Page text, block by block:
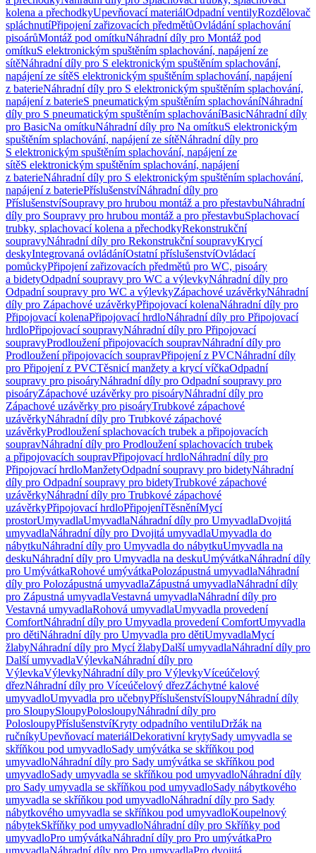
kolena a přechodkyUpevňovací materiálOdpadní ventilyRozdělovač
spláchnutíPřipojení zařizovacích předmětůOvládání splachování
pisoárůMontáž pod omítkuNáhradní díly pro Montáž pod
omítkuS elektronickým spuštěním splachování, napájení ze
sítěNáhradní díly pro S elektronickým spuštěním splachování,
napájení ze sítěS elektronickým spuštěním splachování, napájení
z baterieNáhradní díly pro S elektronickým spuštěním splachování,
napájení z baterieS pneumatickým spuštěním splachováníNáhradní
díly pro S pneumatickým spuštěním splachováníBasicNáhradní díly
pro BasicNa omítkuNáhradní díly pro Na omítkuS elektronickým
spuštěním splachování, napájení ze sítěNáhradní díly pro
S elektronickým spuštěním splachování, napájení ze
sítěS elektronickým spuštěním splachování, napájení
z baterieNáhradní díly pro S elektronickým spuštěním splachování,
napájení z bateriePříslušenstvíNáhradní díly pro
PříslušenstvíSoupravy pro hrubou montáž a pro přestavbuNáhradní
díly pro Soupravy pro hrubou montáž a pro přestavbuSplachovací
trubky, splachovací kolena a přechodkyRekonstrukční
soupravyNáhradní díly pro Rekonstrukční soupravyKrycí
deskyIntegrovaná ovládáníOstatní příslušenstvíOvládací
pomůckyPřipojení zařizovacích předmětů pro WC, pisoáry
a bidetyOdpadní soupravy pro WC a výlevkyNáhradní díly pro
Odpadní soupravy pro WC a výlevkyZápachové uzávěrkyNáhradní
díly pro Zápachové uzávěrkyPřipojovací kolenaNáhradní díly pro
Připojovací kolenaPřipojovací hrdloNáhradní díly pro Připojovací
hrdloPřipojovací soupravyNáhradní díly pro Připojovací
soupravyProdloužení připojovacích soupravNáhradní díly pro
Prodloužení připojovacích soupravPřipojení z PVCNáhradní díly
pro Připojení z PVCTěsnicí manžety a krycí víčkaOdpadní
soupravy pro pisoáryNáhradní díly pro Odpadní soupravy pro
pisoáryZápachové uzávěrky pro pisoáryNáhradní díly pro
Zápachové uzávěrky pro pisoáryTrubkové zápachové
uzávěrkyNáhradní díly pro Trubkové zápachové
uzávěrkyProdloužení splachovacích trubek a připojovacích
soupravNáhradní díly pro Prodloužení splachovacích trubek
a připojovacích soupravPřipojovací hrdloNáhradní díly pro
Připojovací hrdloManžetyOdpadní soupravy pro bidetyNáhradní
díly pro Odpadní soupravy pro bidetyTrubkové zápachové
uzávěrkyNáhradní díly pro Trubkové zápachové
uzávěrkyPřipojovací hrdloPřipojeníTěsněníMycí
prostorUmyvadlaUmyvadlaNáhradní díly pro UmyvadlaDvojitá
umyvadlaNáhradní díly pro Dvojitá umyvadlaUmyvadla do
nábytkuNáhradní díly pro Umyvadla do nábytkuUmyvadla na
deskuNáhradní díly pro Umyvadla na deskuUmývátkaNáhradní díly
pro UmývátkaRohové umývátkaPolozápustná umyvadlaNáhradní
díly pro Polozápustná umyvadlaZápustná umyvadlaNáhradní díly
pro Zápustná umyvadlaVestavná umyvadlaNáhradní díly pro
Vestavná umyvadlaRohová umyvadlaUmyvadla provedení
ComfortNáhradní díly pro Umyvadla provedení ComfortUmyvadla
pro dětiNáhradní díly pro Umyvadla pro dětiUmyvadlaMycí
žlabyNáhradní díly pro Mycí žlabyDalší umyvadlaNáhradní díly pro
Další umyvadlaVýlevkaNáhradní díly pro
VýlevkaVýlevkyNáhradní díly pro VýlevkyVíceúčelový
dřezNáhradní díly pro Víceúčelový dřezZáchytné kalové
umyvadloUmyvadla pro učebnyPříslušenstvíSloupyNáhradní díly
pro SloupySloupyPolosloupyNáhradní díly pro
PolosloupyPříslušenstvíKryty odpadního ventiluDržák na
ručníkyUpevňovací materiálDekorativní krytySady umyvadla se
skříňkou pod umyvadloSady umývátka se skříňkou pod
umyvadloNáhradní díly pro Sady umývátka se skříňkou pod
umyvadloSady umyvadla se skříňkou pod umyvadloNáhradní díly
pro Sady umyvadla se skříňkou pod umyvadloSady nábytkového
umyvadla se skříňkou pod umyvadloNáhradní díly pro Sady
nábytkového umyvadla se skříňkou pod umyvadloKoupelnový
nábytekSkříňky pod umyvadloNáhradní díly pro Skříňky pod
umyvadloPro umývátkaNáhradní díly pro Pro umývátkaPro
umyvadlaNáhradní díly pro Pro umyvadlaPro dvojitá